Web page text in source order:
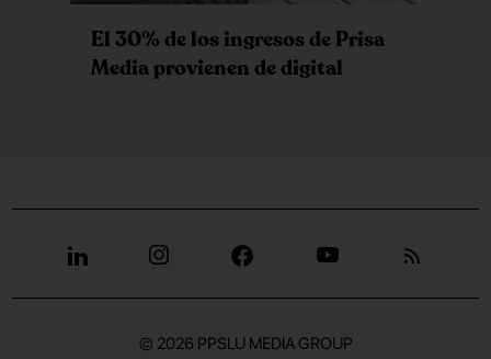
El 30% de los ingresos de Prisa
Media provienen de digital
© 2026 PPSLU MEDIA GROUP